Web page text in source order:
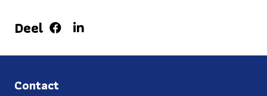
Deel
Contact